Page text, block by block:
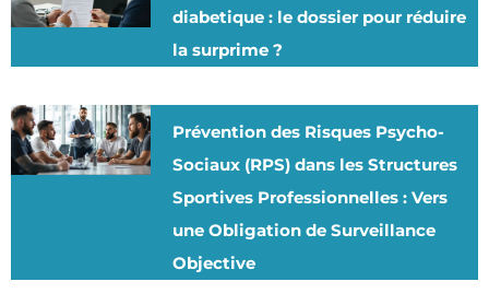
diabetique : le dossier pour réduire
la surprime ?
Prévention des Risques Psycho-
Sociaux (RPS) dans les Structures
Sportives Professionnelles : Vers
une Obligation de Surveillance
Objective